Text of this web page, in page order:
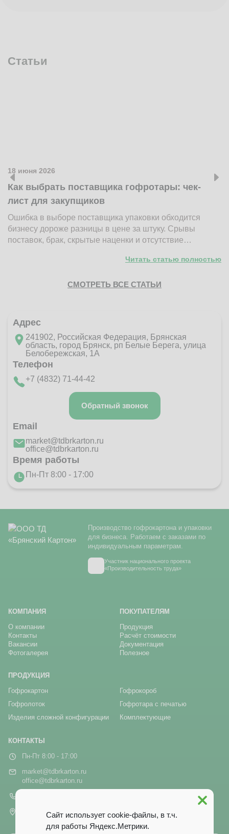
Статьи
18 июня 2026
Как выбрать поставщика гофротары: чек-
лист для закупщиков
Ошибка в выборе поставщика упаковки обходится
бизнесу дороже разницы в цене за штуку. Срывы
поставок, брак, скрытые наценки и отсутствие…
Читать статью полностью
СМОТРЕТЬ ВСЕ СТАТЬИ
Адрес
241902, Российская Федерация, Брянская
область, город Брянск, рп Белые Берега, улица
Белобережская, 1А
Телефон
+7 (4832) 71-44-42
Обратный звонок
Email
market@tdbrkarton.ru
office@tdbrkarton.ru
Время работы
Пн-Пт 8:00 - 17:00
Производство гофрокартона и упаковки
для бизнеса. Работаем с заказами по
индивидуальным параметрам.
Участник национального проекта
«Производительность труда»
КОМПАНИЯ
О компании
Контакты
Вакансии
Фотогалерея
ПОКУПАТЕЛЯМ
Продукция
Расчёт стоимости
Документация
Полезное
ПРОДУКЦИЯ
Гофрокартон
Гофрокороб
Гофролоток
Гофротара с печатью
Изделия сложной конфигурации
Комплектующие
КОНТАКТЫ
Пн-Пт 8:00 - 17:00
market@tdbrkarton.ru
office@tdbrkarton.ru
г. Брянск, рп Белые Берега,
ул. Белобережская, 1А
Сайт использует cookie-файлы, в т.ч.
для работы Яндекс.Метрики.